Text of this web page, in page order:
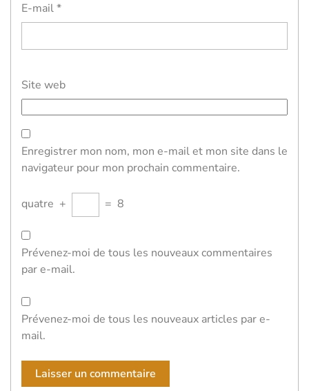
E-mail*
Site web
Enregistrer mon nom, mon e-mail et mon site dans le
navigateur pour mon prochain commentaire.
quatre + = 8
Prévenez-moi de tous les nouveaux commentaires
par e-mail.
Prévenez-moi de tous les nouveaux articles par e-
mail.